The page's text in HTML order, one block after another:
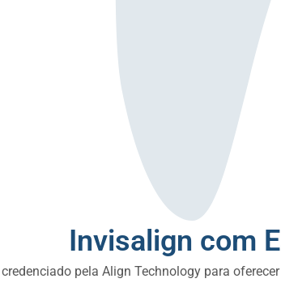
Invisalign com
pela Align Technology para